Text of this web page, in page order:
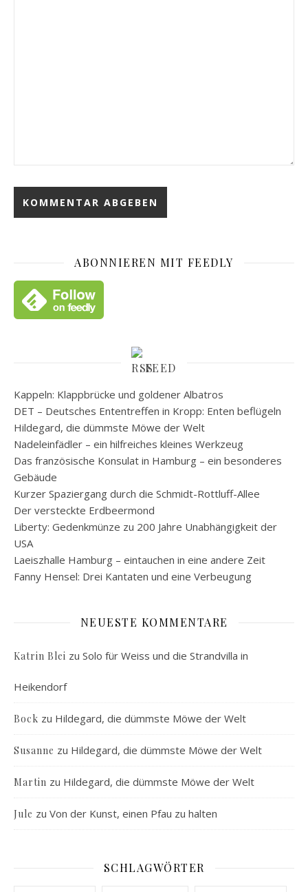
ABONNIEREN MIT FEEDLY
FEED
Kappeln: Klappbrücke und goldener Albatros
DET – Deutsches Ententreffen in Kropp: Enten beflügeln
Hildegard, die dümmste Möwe der Welt
Nadeleinfädler – ein hilfreiches kleines Werkzeug
Das französische Konsulat in Hamburg – ein besonderes
Gebäude
Kurzer Spaziergang durch die Schmidt-Rottluff-Allee
Der versteckte Erdbeermond
Liberty: Gedenkmünze zu 200 Jahre Unabhängigkeit der
USA
Laeiszhalle Hamburg – eintauchen in eine andere Zeit
Fanny Hensel: Drei Kantaten und eine Verbeugung
NEUESTE KOMMENTARE
Katrin Blei zu Solo für Weiss und die Strandvilla in
Heikendorf
Bock zu Hildegard, die dümmste Möwe der Welt
Susanne zu Hildegard, die dümmste Möwe der Welt
Martin zu Hildegard, die dümmste Möwe der Welt
Jule zu Von der Kunst, einen Pfau zu halten
SCHLAGWÖRTER